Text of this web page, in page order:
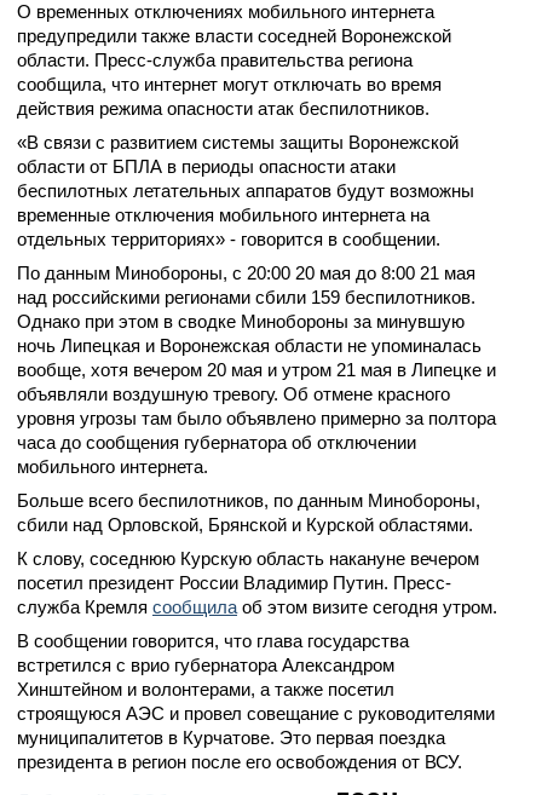
О временных отключениях мобильного интернета
предупредили также власти соседней Воронежской
области. Пресс-служба правительства региона
сообщила, что интернет могут отключать во время
действия режима опасности атак беспилотников.
«В связи с развитием системы защиты Воронежской
области от БПЛА в периоды опасности атаки
беспилотных летательных аппаратов будут возможны
временные отключения мобильного интернета на
отдельных территориях» - говорится в сообщении.
По данным Минобороны, с 20:00 20 мая до 8:00 21 мая
над российскими регионами сбили 159 беспилотников.
Однако при этом в сводке Минобороны за минувшую
ночь Липецкая и Воронежская области не упоминалась
вообще, хотя вечером 20 мая и утром 21 мая в Липецке и
объявляли воздушную тревогу. Об отмене красного
уровня угрозы там было объявлено примерно за полтора
часа до сообщения губернатора об отключении
мобильного интернета.
Больше всего беспилотников, по данным Минобороны,
сбили над Орловской, Брянской и Курской областями.
К слову, соседнюю Курскую область накануне вечером
посетил президент России Владимир Путин. Пресс-
служба Кремля сообщила об этом визите сегодня утром.
В сообщении говорится, что глава государства
встретился с врио губернатора Александром
Хинштейном и волонтерами, а также посетил
строящуюся АЭС и провел совещание с руководителями
муниципалитетов в Курчатове. Это первая поездка
президента в регион после его освобождения от ВСУ.